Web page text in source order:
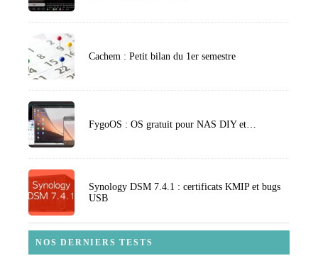
Cachem : Petit bilan du 1er semestre
FygoOS : OS gratuit pour NAS DIY et…
Synology DSM 7.4.1 : certificats KMIP et bugs
USB
NOS DERNIERS TESTS